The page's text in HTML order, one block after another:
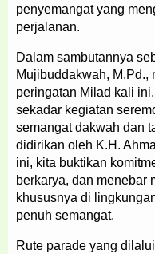
penyemangat yang
perjalanan.
Dalam sambutannya
Mujibuddakwah, M.Pd.,
peringatan Milad kali
sekadar kegiatan
semangat dakwah dan
didirikan oleh K.H.
ini, kita buktikan
berkarya, dan menebar
khususnya di
penuh semangat.
Rute parade yang